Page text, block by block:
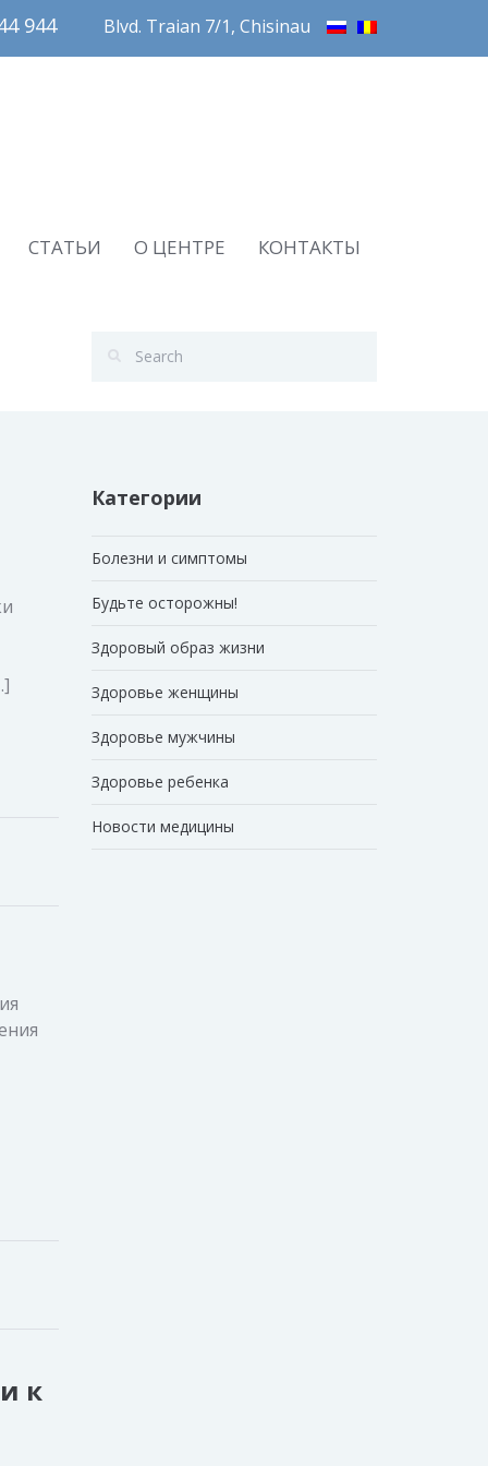
944 944 Blvd. Traian 7/1, Chisinau
СТАТЬИ О ЦЕНТРЕ КОНТАКТЫ
к
Категории
Болезни и симптомы
Будьте осторожны!
Здоровый образ жизни
Здоровье женщины
Здоровье мужчины
Здоровье ребенка
Новости медицины